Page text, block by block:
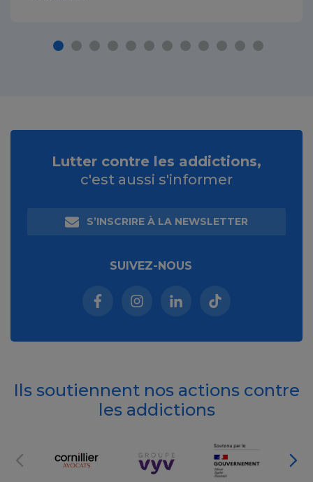
Lutter contre les addictions,
c'est aussi s'informer
S’INSCRIRE À LA NEWSLETTER
SUIVEZ-NOUS
Facebook (nouvelle fenêtre)
Instagram (nouvelle fenêtre)
Linkedin (nouvelle
Tiktok (nouvelle
Ils soutiennent nos actions contre
les addictions